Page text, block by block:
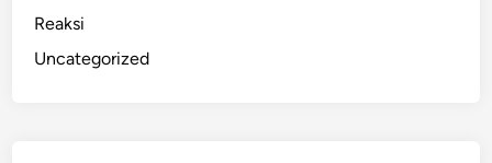
Reaksi
Uncategorized